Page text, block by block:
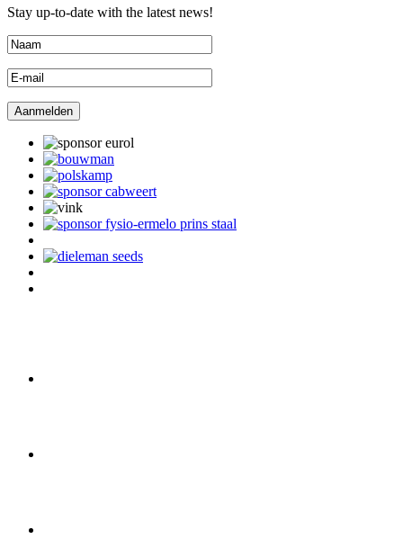
Stay up-to-date with the latest news!